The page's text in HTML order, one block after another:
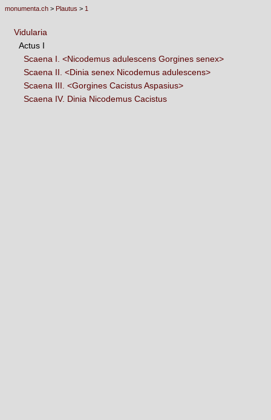
monumenta.ch > Plautus > 1
Vidularia
Actus I
Scaena I. <Nicodemus adulescens Gorgines senex>
Scaena II. <Dinia senex Nicodemus adulescens>
Scaena III. <Gorgines Cacistus Aspasius>
Scaena IV. Dinia Nicodemus Cacistus